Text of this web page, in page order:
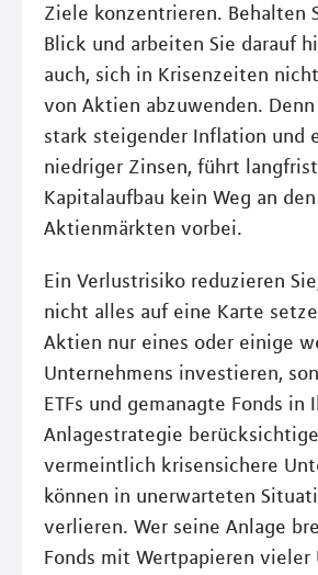
Ziele konzentrieren. Behalten
Blick und arbeiten Sie darauf
auch, sich in Krisenzeiten
von Aktien abzuwenden.
stark steigender Inflation und
niedriger Zinsen, führt
Kapitalaufbau kein Weg an den
Aktienmärkten vorbei.
Ein Verlustrisiko reduzieren
nicht alles auf eine Karte
Aktien nur eines oder einige
Unternehmens investieren,
ETFs und gemanagte Fonds in
Anlagestrategie
vermeintlich krisensichere
können in unerwarteten
verlieren. Wer seine Anlage
Fonds mit Wertpapieren vieler